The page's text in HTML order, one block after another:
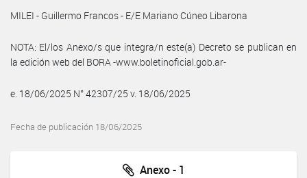
MILEI - Guillermo Francos - E/E Mariano Cúneo Libarona
NOTA: El/los Anexo/s que integra/n este(a) Decreto se publican en
la edición web del BORA -www.boletinoficial.gob.ar-
e. 18/06/2025 N° 42307/25 v. 18/06/2025
Fecha de publicación 18/06/2025
Anexo - 1